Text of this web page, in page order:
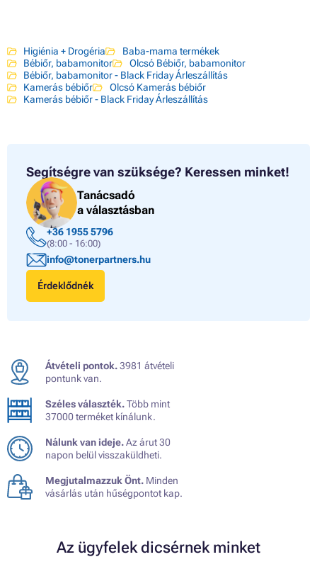
Higiénia + Drogéria
Baba-mama termékek
Bébiőr, babamonitor
Olcsó Bébiőr, babamonitor
Bébiőr, babamonitor - Black Friday Árleszállítás
Kamerás bébiőr
Olcsó Kamerás bébiőr
Kamerás bébiőr - Black Friday Árleszállítás
Segítségre van szüksége? Keressen minket!
Tanácsadó
a választásban
+36 1955 5796
(8:00 - 16:00)
info@tonerpartners.hu
Érdeklődnék
Átvételi pontok.3981 átvételi
pontunk van.
Széles választék.Több mint
37000 terméket kínálunk.
Nálunk van ideje.Az árut 30
napon belül visszaküldheti.
Megjutalmazzuk Önt. Minden
vásárlás után hűségpontot kap.
Az ügyfelek dicsérnek minket